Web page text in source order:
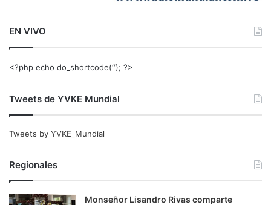
EN VIVO
<?php echo do_shortcode(‘‘); ?>
Tweets de YVKE Mundial
Tweets by YVKE_Mundial
Regionales
Monseñor Lisandro Rivas comparte